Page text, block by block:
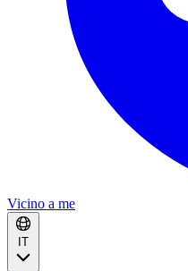
Vicino a me
IT